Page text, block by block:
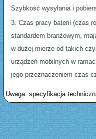
Szybkość wysyłania i
Czas pracy baterii (czas
standardem branżowym,
w dużej mierze od takich
urządzeń mobilnych w
jego przeznaczeniem czas
Uwaga: specyfikacja